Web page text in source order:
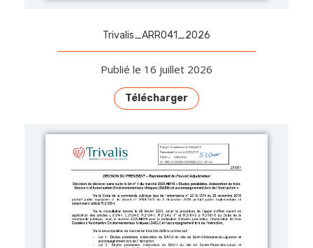
Trivalis_ARR041_2026
Publié le 16 juillet 2026
Télécharger